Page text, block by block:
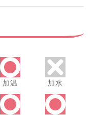
加温 加水